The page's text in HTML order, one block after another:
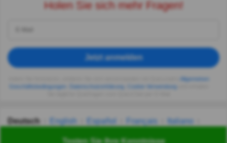
Testen Sie Ihre Kenntnisse
Holen Sie sich mehr Fragen!
Jetzt anmelden
Allgemeinen
Geschäftsbedingungen
Datenschutzerklärung Cookie-Verwendung
Deutsch English Español Français
Italiano